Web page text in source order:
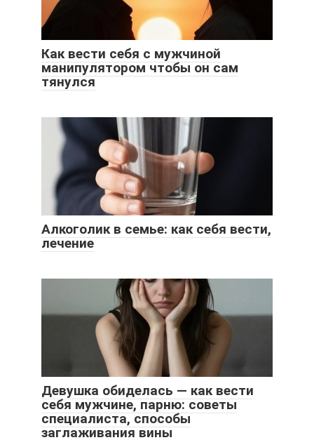
Как вести себя с мужчиной
манипулятором чтобы он сам
тянулся
Алкоголик в семье: как себя вести,
лечение
Девушка обиделась — как вести
себя мужчине, парню: советы
специалиста, способы
заглаживания вины